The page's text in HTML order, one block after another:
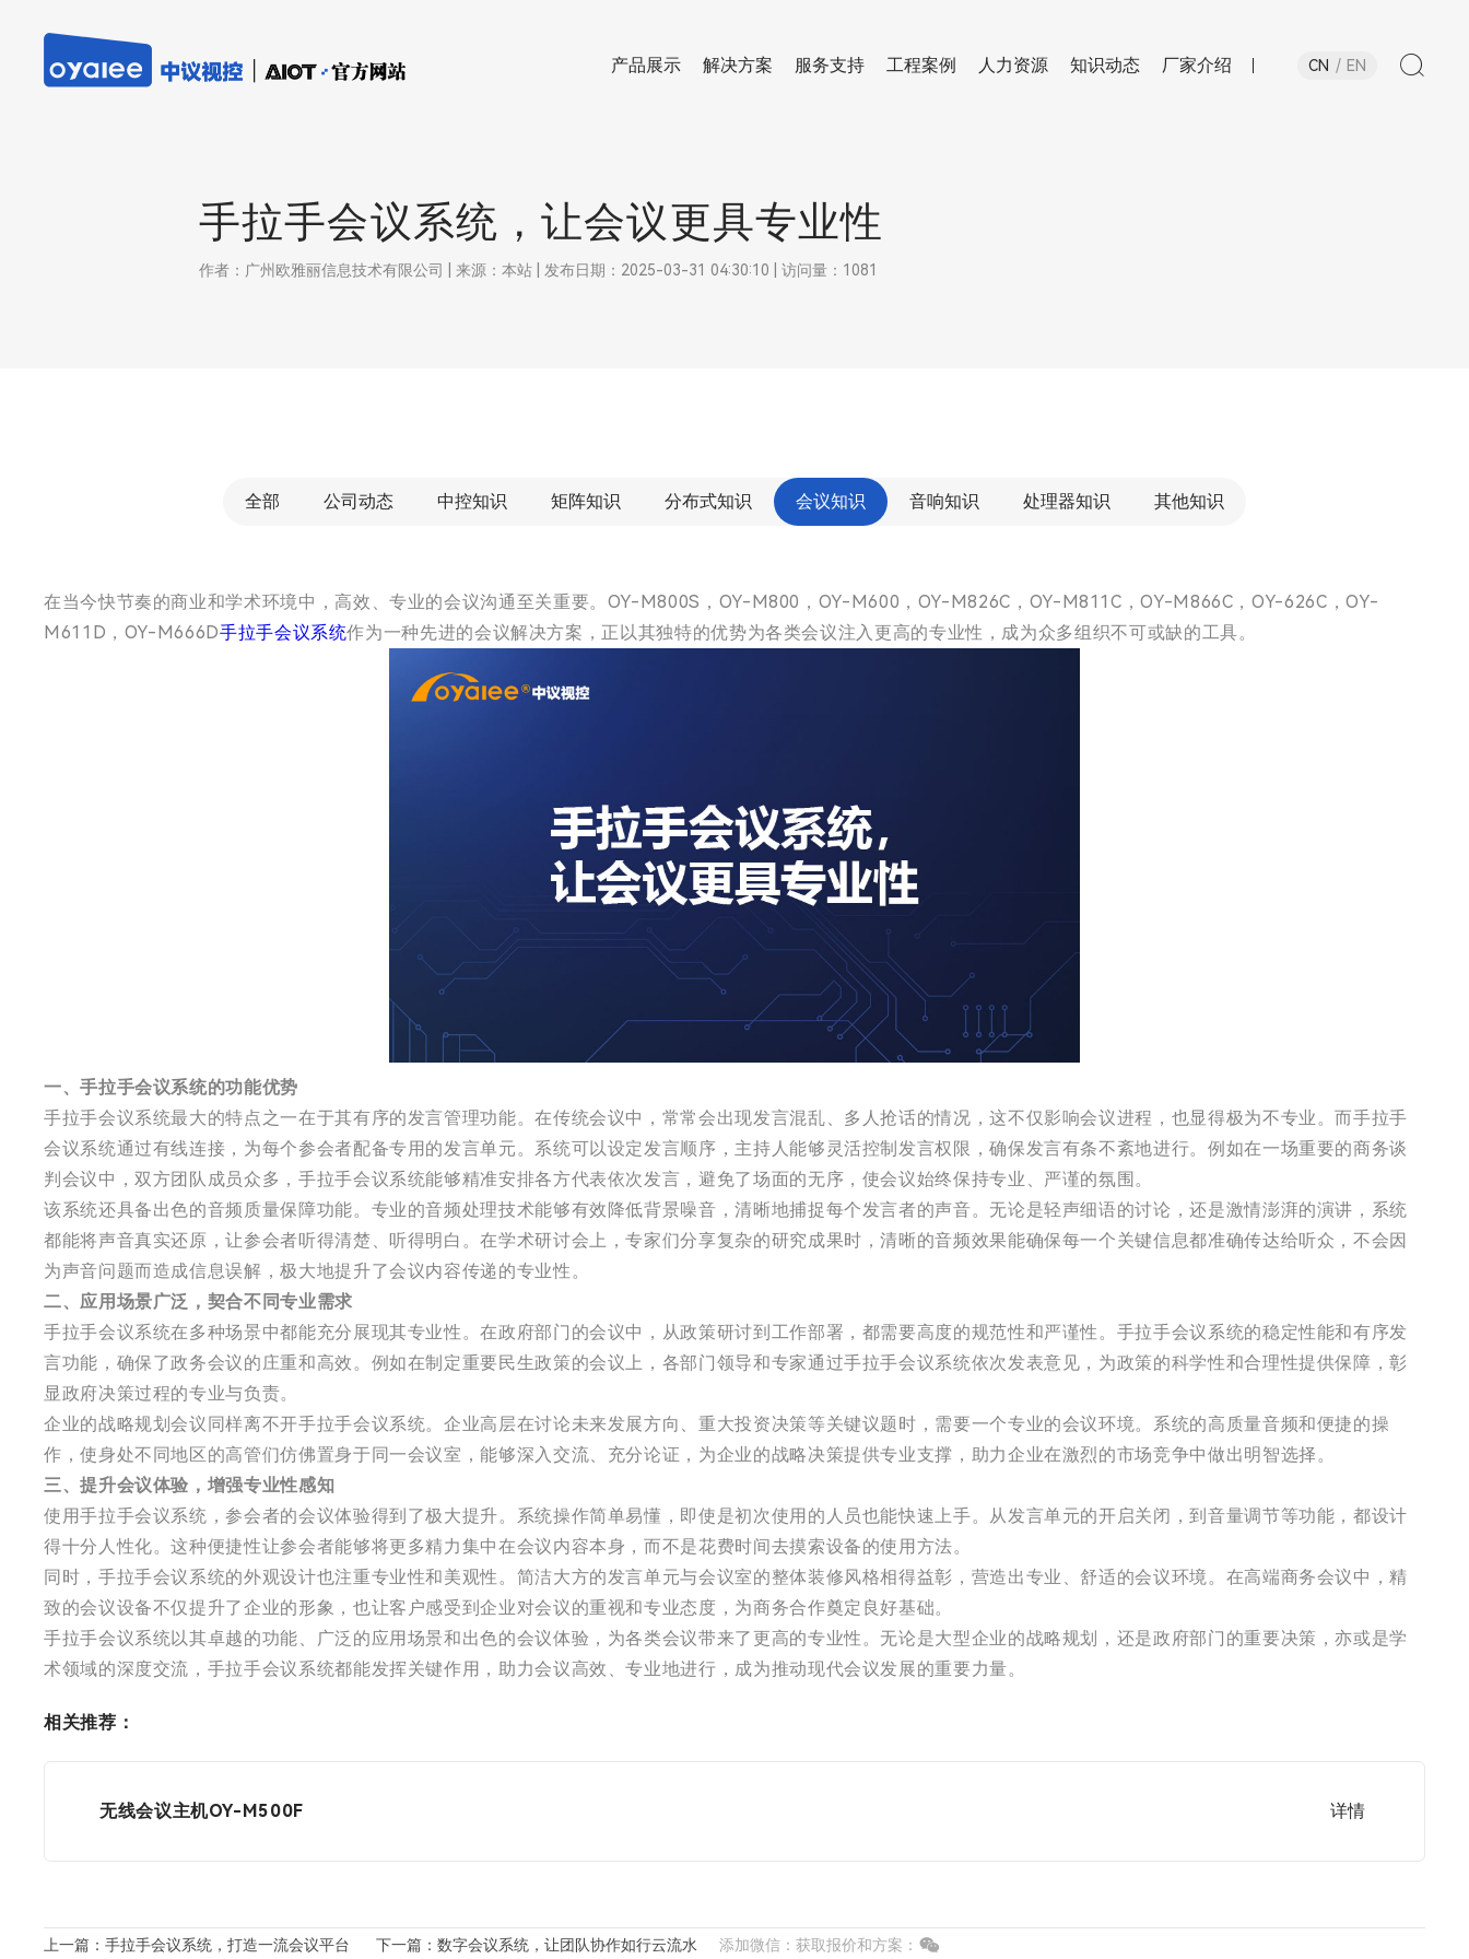
产品展示 解决方案 服务支持 工程案例 人力资源 知识动态 厂家介绍 CN EN
手拉手会议系统，让会议更具专业性
作者：广州欧雅丽信息技术有限公司 | 来源：本站 | 发布日期：2025-03-31 04:30:10 | 访问量：1081
全部 公司动态 中控知识 矩阵知识 分布式知识 会议知识 音响知识 处理器知识 其他知识
在当今快节奏的商业和学术环境中，高效、专业的会议沟通至关重要。OY-M800S，OY-M800，OY-M600，OY-M826C，OY-M811C，OY-M866C，OY-626C，OY-
M611D，OY-M666D手拉手会议系统作为一种先进的会议解决方案，正以其独特的优势为各类会议注入更高的专业性，成为众多组织不可或缺的工具。
一、手拉手会议系统的功能优势
手拉手会议系统最大的特点之一在于其有序的发言管理功能。在传统会议中，常常会出现发言混乱、多人抢话的情况，这不仅影响会议进程，也显得极为不专业。而手拉手
会议系统通过有线连接，为每个参会者配备专用的发言单元。系统可以设定发言顺序，主持人能够灵活控制发言权限，确保发言有条不紊地进行。例如在一场重要的商务谈
判会议中，双方团队成员众多，手拉手会议系统能够精准安排各方代表依次发言，避免了场面的无序，使会议始终保持专业、严谨的氛围。
该系统还具备出色的音频质量保障功能。专业的音频处理技术能够有效降低背景噪音，清晰地捕捉每个发言者的声音。无论是轻声细语的讨论，还是激情澎湃的演讲，系统
都能将声音真实还原，让参会者听得清楚、听得明白。在学术研讨会上，专家们分享复杂的研究成果时，清晰的音频效果能确保每一个关键信息都准确传达给听众，不会因
为声音问题而造成信息误解，极大地提升了会议内容传递的专业性。
二、应用场景广泛，契合不同专业需求
手拉手会议系统在多种场景中都能充分展现其专业性。在政府部门的会议中，从政策研讨到工作部署，都需要高度的规范性和严谨性。手拉手会议系统的稳定性能和有序发
言功能，确保了政务会议的庄重和高效。例如在制定重要民生政策的会议上，各部门领导和专家通过手拉手会议系统依次发表意见，为政策的科学性和合理性提供保障，彰
显政府决策过程的专业与负责。
企业的战略规划会议同样离不开手拉手会议系统。企业高层在讨论未来发展方向、重大投资决策等关键议题时，需要一个专业的会议环境。系统的高质量音频和便捷的操
作，使身处不同地区的高管们仿佛置身于同一会议室，能够深入交流、充分论证，为企业的战略决策提供专业支撑，助力企业在激烈的市场竞争中做出明智选择。
三、提升会议体验，增强专业性感知
使用手拉手会议系统，参会者的会议体验得到了极大提升。系统操作简单易懂，即使是初次使用的人员也能快速上手。从发言单元的开启关闭，到音量调节等功能，都设计
得十分人性化。这种便捷性让参会者能够将更多精力集中在会议内容本身，而不是花费时间去摸索设备的使用方法。
同时，手拉手会议系统的外观设计也注重专业性和美观性。简洁大方的发言单元与会议室的整体装修风格相得益彰，营造出专业、舒适的会议环境。在高端商务会议中，精
致的会议设备不仅提升了企业的形象，也让客户感受到企业对会议的重视和专业态度，为商务合作奠定良好基础。
手拉手会议系统以其卓越的功能、广泛的应用场景和出色的会议体验，为各类会议带来了更高的专业性。无论是大型企业的战略规划，还是政府部门的重要决策，亦或是学
术领域的深度交流，手拉手会议系统都能发挥关键作用，助力会议高效、专业地进行，成为推动现代会议发展的重要力量。
相关推荐：
无线会议主机OY-M500F
上一篇：手拉手会议系统，打造一流会议平台 下一篇：数字会议系统，让团队协作如行云流水 添加微信：获取报价和方案：